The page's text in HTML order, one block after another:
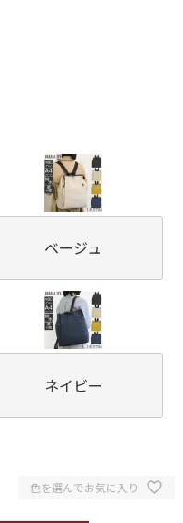
ベージュ
ネイビー
色を選んでお気に入り